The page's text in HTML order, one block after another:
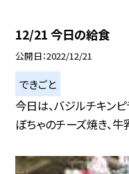
12/21 今日の給食
公開日 2022/12/21
できごと
今日は、バジルチキン
ぼちゃのチーズ焼き、牛